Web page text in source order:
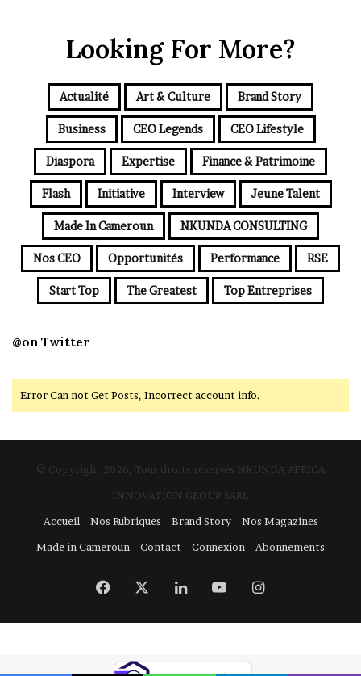
Looking For More?
Actualité Art & Culture Brand Story
Business CEO Legends CEO Lifestyle
Diaspora Expertise Finance & Patrimoine
Flash Initiative Interview Jeune Talent
Made In Cameroun NKUNDA CONSULTING
Nos CEO Opportunités Performance RSE
Start Top The Greatest Top Entreprises
@on Twitter
Error Can not Get Posts, Incorrect account info.
© Copyright 2026, Tous droits réservés NKUNDA AFRICA
INNOVATION GROUP SARL
Accueil
Nos Rubriques Brand Story
Nos Magazines
Made in Cameroun
Contact Connexion Abonnements
Facebook LinkedinYouTubeInstagram